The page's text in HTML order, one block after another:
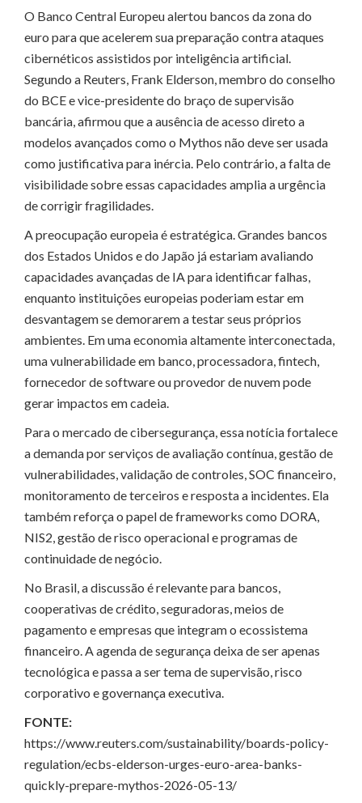
O Banco Central Europeu alertou bancos da zona do
euro para que acelerem sua preparação contra ataques
cibernéticos assistidos por inteligência artificial.
Segundo a Reuters, Frank Elderson, membro do conselho
do BCE e vice-presidente do braço de supervisão
bancária, afirmou que a ausência de acesso direto a
modelos avançados como o Mythos não deve ser usada
como justificativa para inércia. Pelo contrário, a falta de
visibilidade sobre essas capacidades amplia a urgência
de corrigir fragilidades.
A preocupação europeia é estratégica. Grandes bancos
dos Estados Unidos e do Japão já estariam avaliando
capacidades avançadas de IA para identificar falhas,
enquanto instituições europeias poderiam estar em
desvantagem se demorarem a testar seus próprios
ambientes. Em uma economia altamente interconectada,
uma vulnerabilidade em banco, processadora, fintech,
fornecedor de software ou provedor de nuvem pode
gerar impactos em cadeia.
Para o mercado de cibersegurança, essa notícia fortalece
a demanda por serviços de avaliação contínua, gestão de
vulnerabilidades, validação de controles, SOC financeiro,
monitoramento de terceiros e resposta a incidentes. Ela
também reforça o papel de frameworks como DORA,
NIS2, gestão de risco operacional e programas de
continuidade de negócio.
No Brasil, a discussão é relevante para bancos,
cooperativas de crédito, seguradoras, meios de
pagamento e empresas que integram o ecossistema
financeiro. A agenda de segurança deixa de ser apenas
tecnológica e passa a ser tema de supervisão, risco
corporativo e governança executiva.
FONTE:
https://www.reuters.com/sustainability/boards-policy-
regulation/ecbs-elderson-urges-euro-area-banks-
quickly-prepare-mythos-2026-05-13/